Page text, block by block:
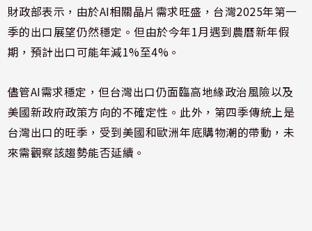
財政部表示，由於AI相關晶片需求旺盛，台灣2025年第一
季的出口展望仍然穩定。但由於今年1月遇到農曆新年假
期，預計出口可能年減1%至4%。
儘管AI需求穩定，但台灣出口仍面臨高地緣政治風險以及
美國新政府政策方向的不確定性。此外，第四季傳統上是
台灣出口的旺季，受到美國和歐洲年底購物潮的帶動，未
來需觀察該趨勢能否延續。